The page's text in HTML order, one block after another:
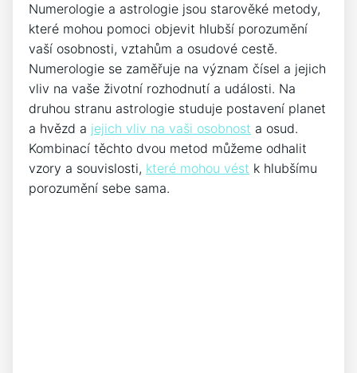
Numerologie a astrologie jsou starověké metody,
které mohou pomoci objevit hlubší porozumění
vaší osobnosti, vztahům a osudové cestě.
Numerologie se zaměřuje na význam čísel a jejich
vliv na vaše životní rozhodnutí a události. Na
druhou stranu astrologie studuje postavení planet
a hvězd a jejich vliv na vaši osobnost a osud.
Kombinací těchto dvou metod můžeme odhalit
vzory a souvislosti, které mohou vést k hlubšímu
porozumění sebe sama.